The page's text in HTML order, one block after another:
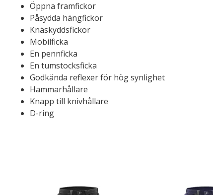
Öppna framfickor
Påsydda hängfickor
Knäskyddsfickor
Mobilficka
En pennficka
En tumstocksficka
Godkända reflexer för hög synlighet
Hammarhållare
Knapp till knivhållare
D-ring